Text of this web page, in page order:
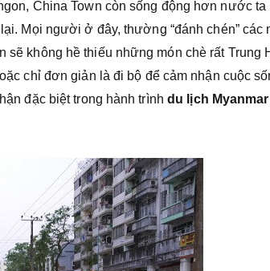
China Town còn sống động hơn nước ta
Mọi người ở đây, thường “đánh chén” các
không hề thiếu những món chè rất Trung
chỉ đơn giản là đi bộ để cảm nhận cuộc
đặc biệt trong hành trình du lịch